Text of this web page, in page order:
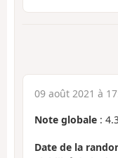
09 août 2021 à
Note globale :
Date de la